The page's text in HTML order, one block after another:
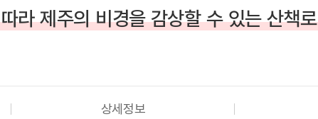
라 제주의 비경을 감상할 수 있는 산책로
상세정보